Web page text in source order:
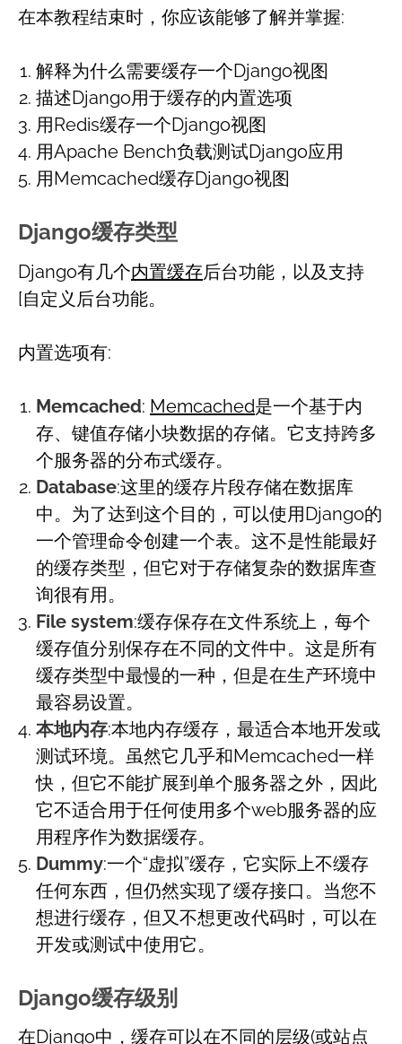
在本教程结束时，你应该能够了解并掌握:
解释为什么需要缓存一个Django视图
描述Django用于缓存的内置选项
用Redis缓存一个Django视图
用Apache Bench负载测试Django应用
用Memcached缓存Django视图
Django缓存类型
Django有几个内置缓存后台功能，以及支持
[自定义后台功能。
内置选项有:
Memcached: Memcached是一个基于内
存、键值存储小块数据的存储。它支持跨多
个服务器的分布式缓存。
Database:这里的缓存片段存储在数据库
中。为了达到这个目的，可以使用Django的
一个管理命令创建一个表。这不是性能最好
的缓存类型，但它对于存储复杂的数据库查
询很有用。
File system:缓存保存在文件系统上，每个
缓存值分别保存在不同的文件中。这是所有
缓存类型中最慢的一种，但是在生产环境中
最容易设置。
本地内存:本地内存缓存，最适合本地开发或
测试环境。虽然它几乎和Memcached一样
快，但它不能扩展到单个服务器之外，因此
它不适合用于任何使用多个web服务器的应
用程序作为数据缓存。
Dummy:一个“虚拟”缓存，它实际上不缓存
任何东西，但仍然实现了缓存接口。当您不
想进行缓存，但又不想更改代码时，可以在
开发或测试中使用它。
Django缓存级别
在Django中，缓存可以在不同的层级(或站点